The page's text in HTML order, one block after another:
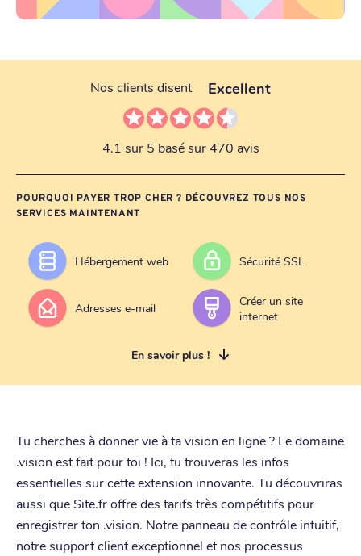
Nos clients disent Excellent
4.1 sur 5 basé sur 470 avis
POURQUOI PAYER TROP CHER ? DÉCOUVREZ TOUS NOS
SERVICES MAINTENANT
Hébergement web Sécurité SSL
Adresses e-mail
Créer un site
internet
En savoir plus !
Tu cherches à donner vie à ta vision en ligne ? Le domaine
.vision est fait pour toi ! Ici, tu trouveras les infos
essentielles sur cette extension innovante. Tu découvriras
aussi que Site.fr offre des tarifs très compétitifs pour
enregistrer ton .vision. Notre panneau de contrôle intuitif,
notre support client exceptionnel et nos processus